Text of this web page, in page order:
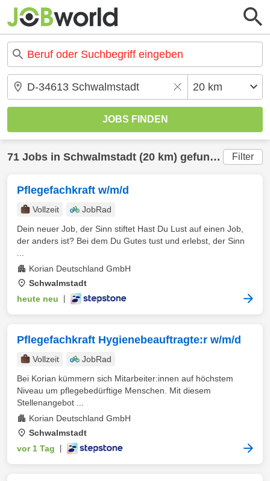
71 Jobs in Schwalmstadt (20 km) gefunden Filter
Pflegefachkraft w/m/d
Vollzeit
JobRad
Dein neuer Job, der Sinn stiftet Hast Du Lust auf einen Job,
der anders ist? Bei dem Du Gutes tust und erlebst, der Sinn
Korian Deutschland GmbH
Schwalmstadt
heute neu
Pflegefachkraft Hygienebeauftragte:r w/m/d
Vollzeit
JobRad
Bei Korian kümmern sich Mitarbeiter:innen auf höchstem
Niveau um pflegebedürftige Menschen. Mit diesem
Stellenangebot ...
Korian Deutschland GmbH
Schwalmstadt
vor 1 Tag